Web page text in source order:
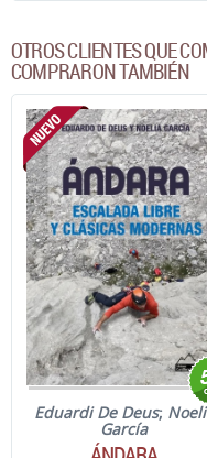
OTROS CLIENTES QUE
COMPRARON TAMBIÉN
Eduardi De Deus;
García